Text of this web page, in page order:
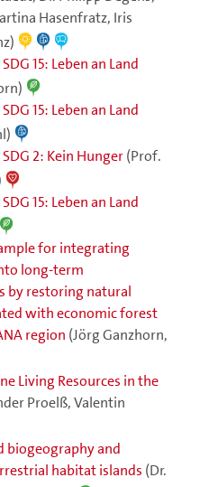
Hasenfratz, Iris
15: Leben an Land
15: Leben an Land
2: Kein Hunger(Prof.
15: Leben an Land
for integrating
long-term
by restoring natural
with economic forest
region (Jörg Ganzhorn,
Living Resources in the
Proelß, Valentin
biogeography and
habitat islands (Dr.